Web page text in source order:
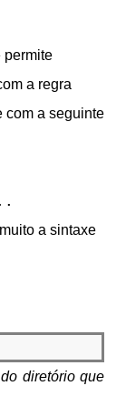
permite
a regra
com a seguinte
a sintaxe
diretório que